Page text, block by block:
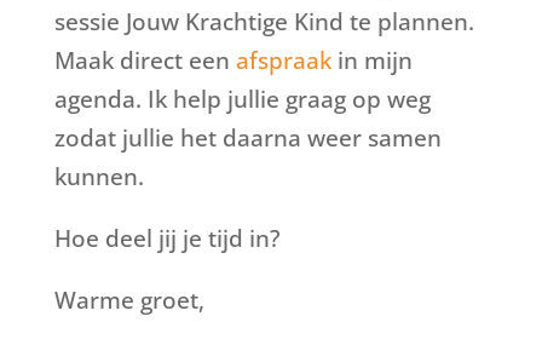
sessie Jouw Krachtige Kind te plannen.
Maak direct een afspraakin mijn
agenda. Ik help jullie graag op weg
zodat jullie het daarna weer samen
kunnen.
Hoe deel jij je tijd in?
Warme groet,